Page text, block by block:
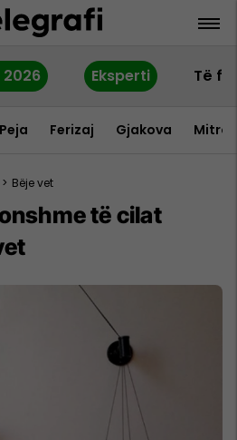
Eksperti Të
Peja Ferizaj Gjakova
> Bëje vet
të cilat